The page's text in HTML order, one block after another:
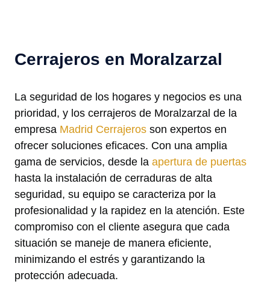
Cerrajeros en Moralzarzal
La seguridad de los hogares y negocios es una
prioridad, y los cerrajeros de Moralzarzal de la
empresa Madrid Cerrajeros son expertos en
ofrecer soluciones eficaces. Con una amplia
gama de servicios, desde la apertura de puertas
hasta la instalación de cerraduras de alta
seguridad, su equipo se caracteriza por la
profesionalidad y la rapidez en la atención. Este
compromiso con el cliente asegura que cada
situación se maneje de manera eficiente,
minimizando el estrés y garantizando la
protección adecuada.